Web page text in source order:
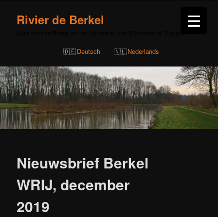
Rivier de Berkel
Deutsch Nederlands
Nieuwsbrief Berkel
WRIJ, december
2019